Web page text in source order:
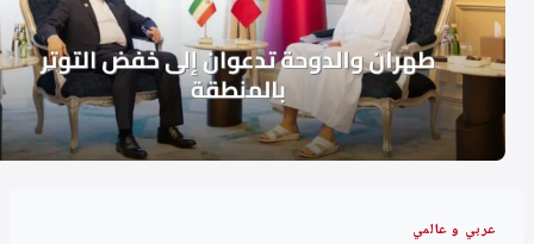
عربي و عالمي